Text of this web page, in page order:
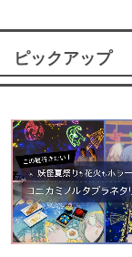
ピックアップ